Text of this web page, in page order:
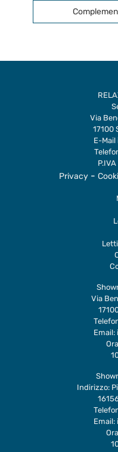
Via
17100
E-Mail
Privacy -
Via
Email:
Indirizzo:
Email: